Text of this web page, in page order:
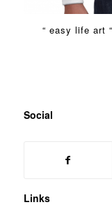
“ easy life art
Social
Links